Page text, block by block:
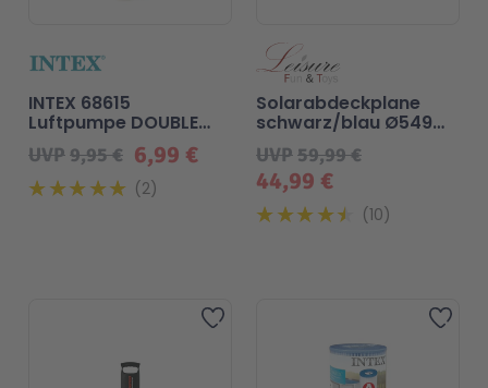
6,99 €
UVP9,95 €
INTEX 68615
Luftpumpe DOUBLE
QUICK III
2 44,99 €
UVP59,99 €
Solarabdeckplane
schwarz/blau Ø549
für Pool
10
Zur Wunschliste hinzufügen Zur